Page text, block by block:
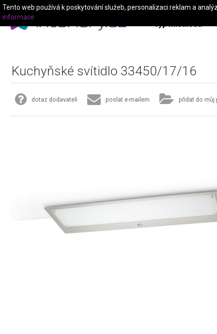
Typ místnosti
Kuchyňské svítidlo 33450/17/16
dotaz dodavateli poslat e-mailem přidat do můj
Tento web používá k poskytování služeb, personalizaci reklam a
informace